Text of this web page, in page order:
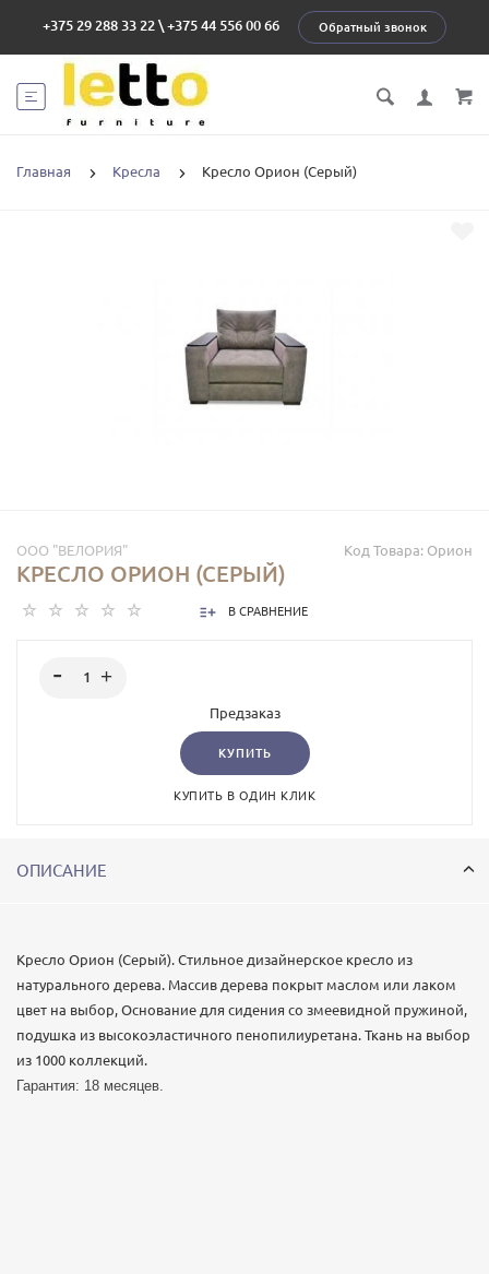
+375 29 288 33 22 \ +375 44 556 00 66 Обратный звонок
Главная Кресла Кресло Орион (Серый)
Код Товара: Орион
ООО "ВЕЛОРИЯ"
КРЕСЛО ОРИОН (СЕРЫЙ)
В СРАВНЕНИЕ
Предзаказ
КУПИТЬ
КУПИТЬ В ОДИН КЛИК
ОПИСАНИЕ
Кресло Орион (Серый). Стильное дизайнерское кресло из
натурального дерева. Массив дерева покрыт маслом или лаком
цвет на выбор, Основание для сидения со змеевидной пружиной,
подушка из высокоэластичного пенопилиуретана. Ткань на выбор
из 1000 коллекций.
Гарантия: 18 месяцев.